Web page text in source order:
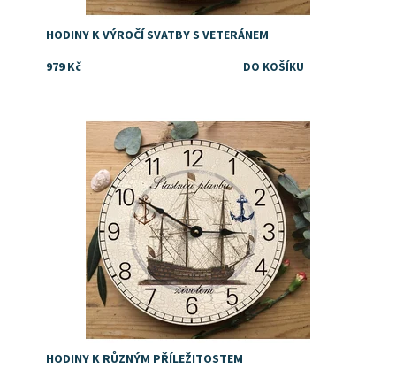
HODINY K VÝROČÍ SVATBY S VETERÁNEM
979 Kč
Hodiny pro všechny fanoušky lodí, moře a romantiky
Dostupnost:
Skladem
Značka:
DejDar
HODINY K RŮZNÝM PŘÍLEŽITOSTEM